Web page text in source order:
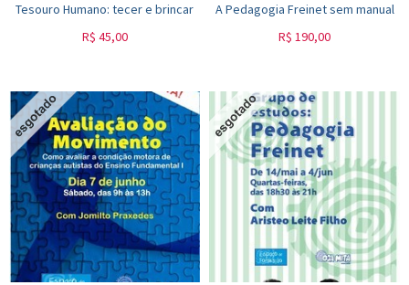
Tesouro Humano: tecer e brincar
R$ 45,00
A Pedagogia Freinet sem manual
R$ 190,00